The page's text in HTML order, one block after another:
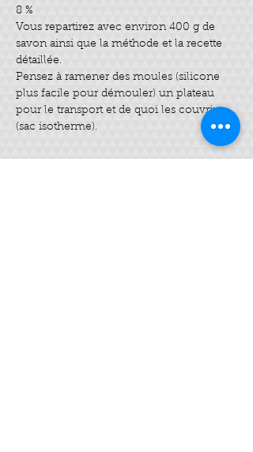
8 %
Vous repartirez avec environ 400 g de
savon ainsi que la méthode et la recette
détaillée.
Pensez à ramener des moules (silicone
plus facile pour démouler) un plateau
pour le transport et de quoi les couvrir
(sac isotherme).